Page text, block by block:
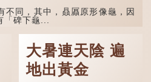
同，其中，贔屭原形像龜，因
碑下龜...
大暑連天陰 遍
地出黃金